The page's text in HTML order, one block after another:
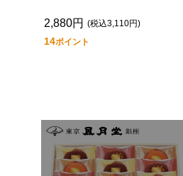
2,880円 (税込3,110円)
14ポイント